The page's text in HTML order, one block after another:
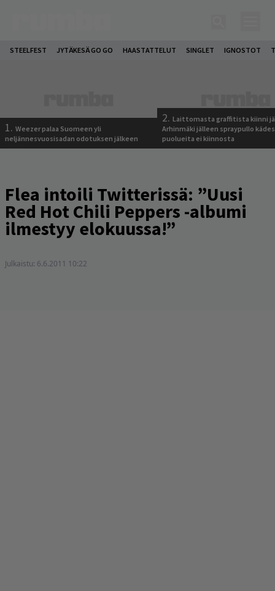
STEELFEST JYTÄKESÄ GO GO HAASTATTELUT SINGLET IGNOSTOT
1. Weezer palaa Suomeen yli
neljännesvuosisadan odotuksen jälkeen
2. Laittomasta graffitista kiinni
Arhinmäki jälleen spraypullo
puolueita ei kiinnosta
Flea intoili Twitterissä: ”Uusi
Red Hot Chili Peppers -albumi
ilmestyy elokuussa!”
Julkaistu: 6.6.2011 10:22